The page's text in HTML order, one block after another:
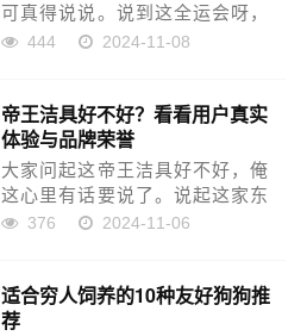
可真得说说。说到这全运会呀，
它可是中国最顶级的体育赛事之
前那样只在一个地方搞，哎，你
猜怎么着？2025年的全...
444 2024-11-08
帝王洁具好不好？看看用户真实
体验与品牌荣誉
大家问起这帝王洁具好不好，俺
这心里有话要说了。说起这家东
西，它是1994年就开始做的，年
的，都是它家的拳头产品。这牌
子在市场上那是有点名气的，...
376 2024-11-06
适合穷人饲养的10种友好狗狗推
荐